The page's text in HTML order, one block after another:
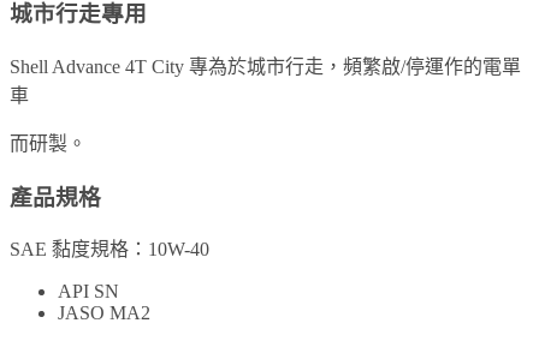
城市行走專用
Shell Advance 4T City 專為於城市行走，頻繁啟/停運作的電單
車
而研製。
產品規格
SAE 黏度規格：10W-40​
API SN​
JASO MA2